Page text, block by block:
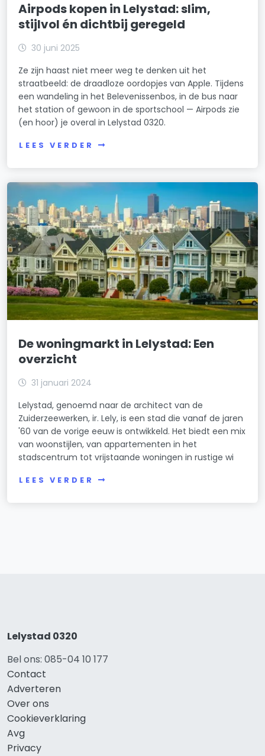
Airpods kopen in Lelystad: slim,
stijlvol én dichtbij geregeld
30 juni 2025
Ze zijn haast niet meer weg te denken uit het
straatbeeld: de draadloze oordopjes van Apple. Tijdens
een wandeling in het Belevenissenbos, in de bus naar
het station of gewoon in de sportschool — Airpods zie
(en hoor) je overal in Lelystad 0320.
LEES VERDER
De woningmarkt in Lelystad: Een
overzicht
31 januari 2024
Lelystad, genoemd naar de architect van de
Zuiderzeewerken, ir. Lely, is een stad die vanaf de jaren
'60 van de vorige eeuw is ontwikkeld. Het biedt een mix
van woonstijlen, van appartementen in het
stadscentrum tot vrijstaande woningen in rustige wi
LEES VERDER
Lelystad 0320
Bel ons: 085-04 10 177
Contact
Adverteren
Over ons
Cookieverklaring
Avg
Privacy